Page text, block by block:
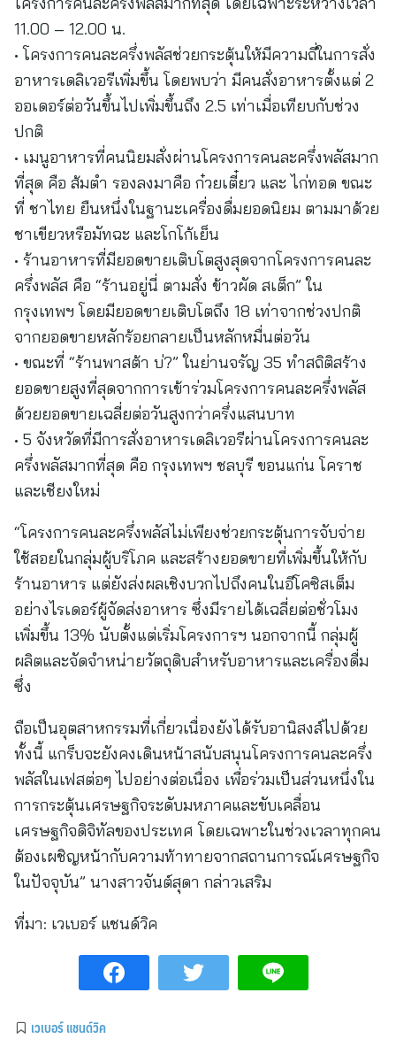
11.00 – 12.00 น.
• โครงการคนละครึ่งพลัสช่วยกระตุ้นให้มีความถี่ในการสั่ง
อาหารเดลิเวอรีเพิ่มขึ้น โดยพบว่า มีคนสั่งอาหารตั้งแต่ 2
ออเดอร์ต่อวันขึ้นไปเพิ่มขึ้นถึง 2.5 เท่าเมื่อเทียบกับช่วง
ปกติ
• เมนูอาหารที่คนนิยมสั่งผ่านโครงการคนละครึ่งพลัสมาก
ที่สุด คือ ส้มตำ รองลงมาคือ ก๋วยเตี๋ยว และ ไก่ทอด ขณะ
ที่ ชาไทย ยืนหนึ่งในฐานะเครื่องดื่มยอดนิยม ตามมาด้วย
ชาเขียวหรือมัทฉะ และโกโก้เย็น
• ร้านอาหารที่มียอดขายเติบโตสูงสุดจากโครงการคนละ
ครึ่งพลัส คือ “ร้านอยู่นี่ ตามสั่ง ข้าวผัด สเต็ก” ใน
กรุงเทพฯ โดยมียอดขายเติบโตถึง 18 เท่าจากช่วงปกติ
จากยอดขายหลักร้อยกลายเป็นหลักหมื่นต่อวัน
• ขณะที่ “ร้านพาสต้า บ่?” ในย่านจรัญ 35 ทำสถิติสร้าง
ยอดขายสูงที่สุดจากการเข้าร่วมโครงการคนละครึ่งพลัส
ด้วยยอดขายเฉลี่ยต่อวันสูงกว่าครึ่งแสนบาท
• 5 จังหวัดที่มีการสั่งอาหารเดลิเวอรีผ่านโครงการคนละ
ครึ่งพลัสมากที่สุด คือ กรุงเทพฯ ชลบุรี ขอนแก่น โคราช
และเชียงใหม่
“โครงการคนละครึ่งพลัสไม่เพียงช่วยกระตุ้นการจับจ่าย
ใช้สอยในกลุ่มผู้บริโภค และสร้างยอดขายที่เพิ่มขึ้นให้กับ
ร้านอาหาร แต่ยังส่งผลเชิงบวกไปถึงคนในอีโคซิสเต็ม
อย่างไรเดอร์ผู้จัดส่งอาหาร ซึ่งมีรายได้เฉลี่ยต่อชั่วโมง
เพิ่มขึ้น 13% นับตั้งแต่เริ่มโครงการฯ นอกจากนี้ กลุ่มผู้
ผลิตและจัดจำหน่ายวัตถุดิบสำหรับอาหารและเครื่องดื่ม
ซึ่ง
ถือเป็นอุตสาหกรรมที่เกี่ยวเนื่องยังได้รับอานิสงส์ไปด้วย
ทั้งนี้ แกร็บจะยังคงเดินหน้าสนับสนุนโครงการคนละครึ่ง
พลัสในเฟสต่อๆ ไปอย่างต่อเนื่อง เพื่อร่วมเป็นส่วนหนึ่งใน
การกระตุ้นเศรษฐกิจระดับมหภาคและขับเคลื่อน
เศรษฐกิจดิจิทัลของประเทศ โดยเฉพาะในช่วงเวลาทุกคน
ต้องเผชิญหน้ากับความท้าทายจากสถานการณ์เศรษฐกิจ
ในปัจจุบัน” นางสาวจันต์สุดา กล่าวเสริม
ที่มา: เวเบอร์ แชนด์วิค
เวเบอร์ แชนด์วิค